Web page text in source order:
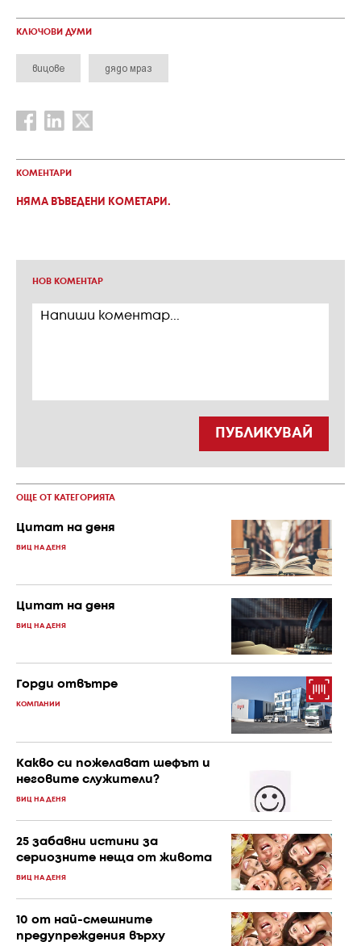
КЛЮЧОВИ ДУМИ
вицове дядо мраз
КОМЕНТАРИ
НЯМА ВЪВЕДЕНИ КОМЕТАРИ.
НОВ КОМЕНТАР
ПУБЛИКУВАЙ
ОЩЕ ОТ КАТЕГОРИЯТА
Цитат на деня
ВИЦ НА ДЕНЯ
Цитат на деня
ВИЦ НА ДЕНЯ
Горди отвътре
КОМПАНИИ
Какво си пожелават шефът и
неговите служители?
ВИЦ НА ДЕНЯ
25 забавни истини за
сериозните неща от живота
ВИЦ НА ДЕНЯ
10 от най-смешните
предупреждения върху